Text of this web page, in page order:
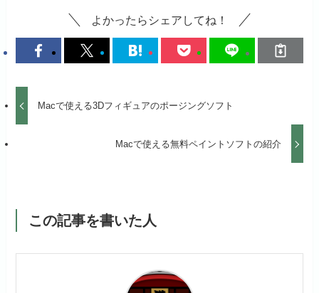
よかったらシェアしてね！
Macで使える3Dフィギュアのポージングソフト
Macで使える無料ペイントソフトの紹介
この記事を書いた人